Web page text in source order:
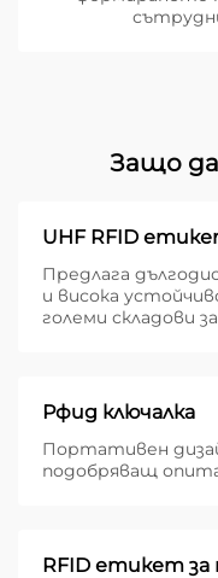
Защо
UHF RFID
Предлага
и висока
големи складови
Рфид ключалка
Портативен
подобряващ
RFID етикет за